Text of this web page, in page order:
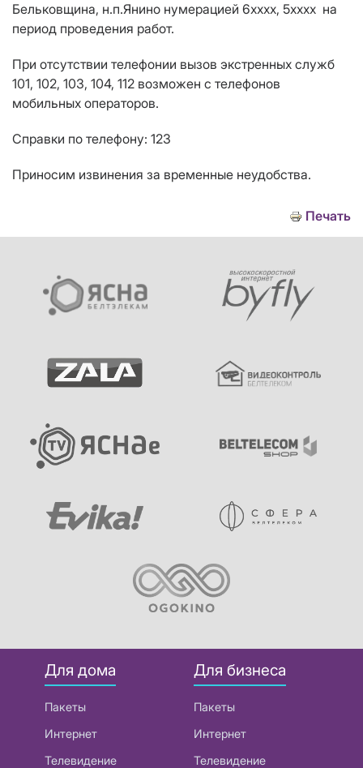
Бельковщина, н.п.Янино нумерацией 6хххх, 5хххх на
период проведения работ.
При отсутствии телефонии вызов экстренных служб
101, 102, 103, 104, 112 возможен с телефонов
мобильных операторов.
Справки по телефону: 123
Приносим извинения за временные неудобства.
Печать
Для дома
Пакеты
Интернет
Телевидение
Для бизнеса
Пакеты
Интернет
Телевидение